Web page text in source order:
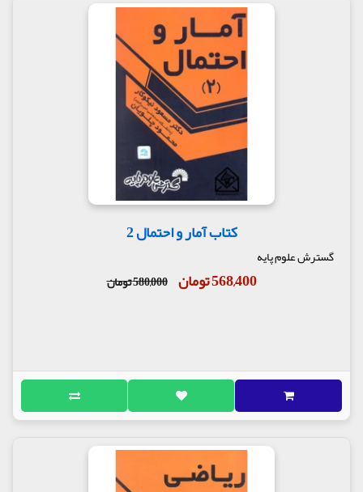
کتاب آمار و احتمال 2
گسترش علوم پایه
568,400 تومان 580,000 تومان